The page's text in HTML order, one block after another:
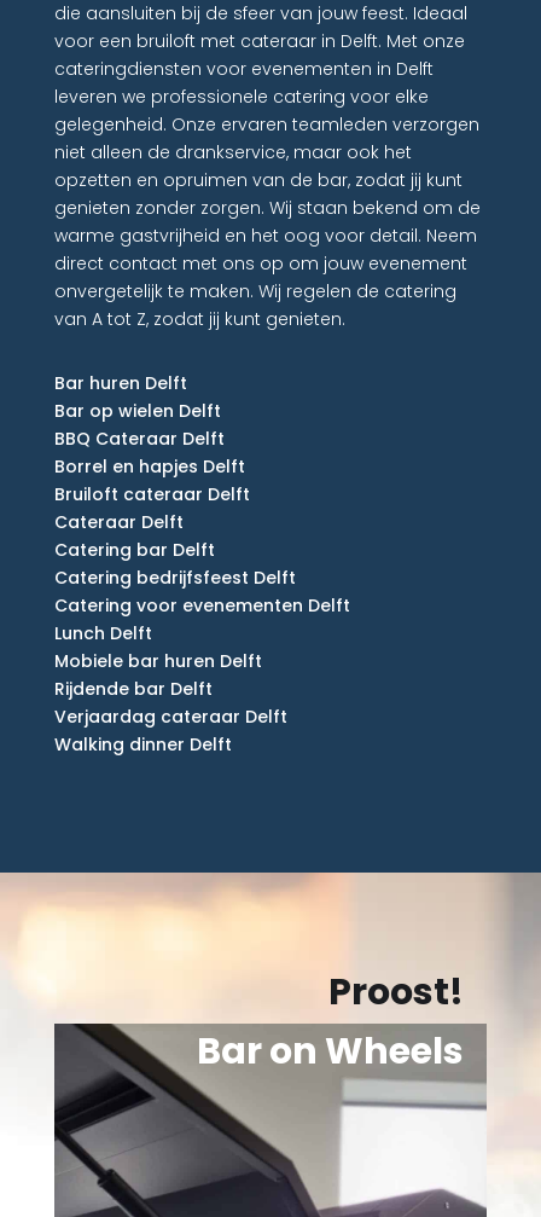
die aansluiten bij de sfeer van jouw feest. Ideaal
voor een bruiloft met cateraar in Delft. Met onze
cateringdiensten voor evenementen in Delft
leveren we professionele catering voor elke
gelegenheid. Onze ervaren teamleden verzorgen
niet alleen de drankservice, maar ook het
opzetten en opruimen van de bar, zodat jij kunt
genieten zonder zorgen. Wij staan bekend om de
warme gastvrijheid en het oog voor detail. Neem
direct contact met ons op om jouw evenement
onvergetelijk te maken. Wij regelen de catering
van A tot Z, zodat jij kunt genieten.
Bar huren Delft
Bar op wielen Delft
BBQ Cateraar Delft
Borrel en hapjes Delft
Bruiloft cateraar Delft
Cateraar Delft
Catering bar Delft
Catering bedrijfsfeest Delft
Catering voor evenementen Delft
Lunch Delft
Mobiele bar huren Delft
Rijdende bar Delft
Verjaardag cateraar Delft
Walking dinner Delft
Proost!
Bar on Wheels